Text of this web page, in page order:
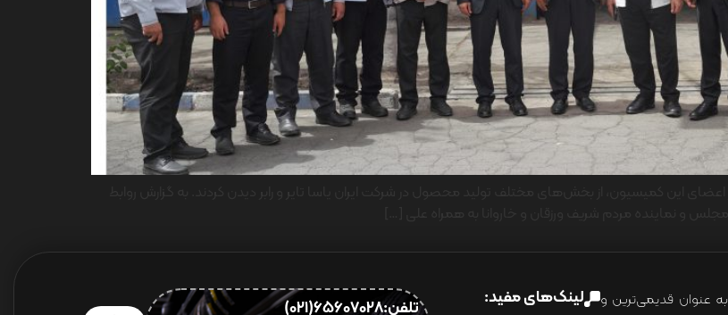
به عنوان قدیمی‌ترین و
لینک‌های مفید: تلفن:65607028(021)